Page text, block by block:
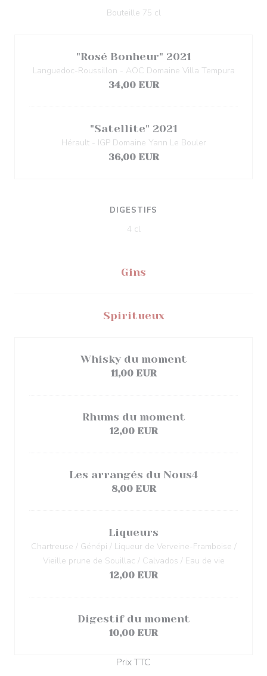
Bouteille 75 cl
"Rosé Bonheur" 2021
Languedoc-Roussillon - AOC Domaine Villa Tempura
34,00 EUR
"Satellite" 2021
Hérault - IGP Domaine Yann Le Bouler
36,00 EUR
DIGESTIFS
4 cl
Gins
Spiritueux
Whisky du moment
11,00 EUR
Rhums du moment
12,00 EUR
Les arrangés du Nous4
8,00 EUR
Liqueurs
Chartreuse / Génépi / Liqueur de Verveine-Framboise /
Vieille prune de Souillac / Calvados / Eau de vie
12,00 EUR
Digestif du moment
10,00 EUR
Prix TTC